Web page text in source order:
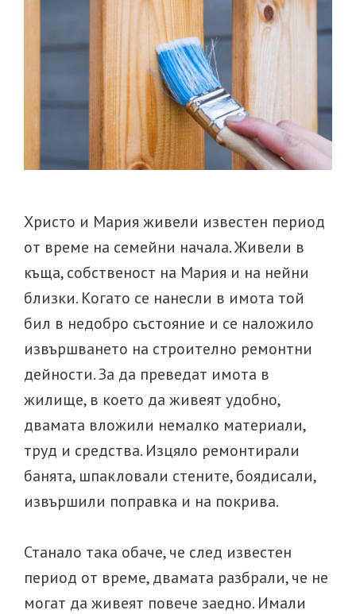
живее
детето
Христо и Мария живели известен период
от време на семейни начала. Живели в
къща, собственост на Мария и на нейни
близки. Когато се нанесли в имота той
бил в недобро състояние и се наложило
извършването на строително ремонтни
дейности. За да преведат имота в
жилище, в което да живеят удобно,
двамата вложили немалко материали,
труд и средства. Изцяло ремонтирали
банята, шпакловали стените, боядисали,
извършили поправка и на покрива.
Станало така обаче, че след известен
период от време, двамата разбрали, че не
могат да живеят повече заедно. Имали